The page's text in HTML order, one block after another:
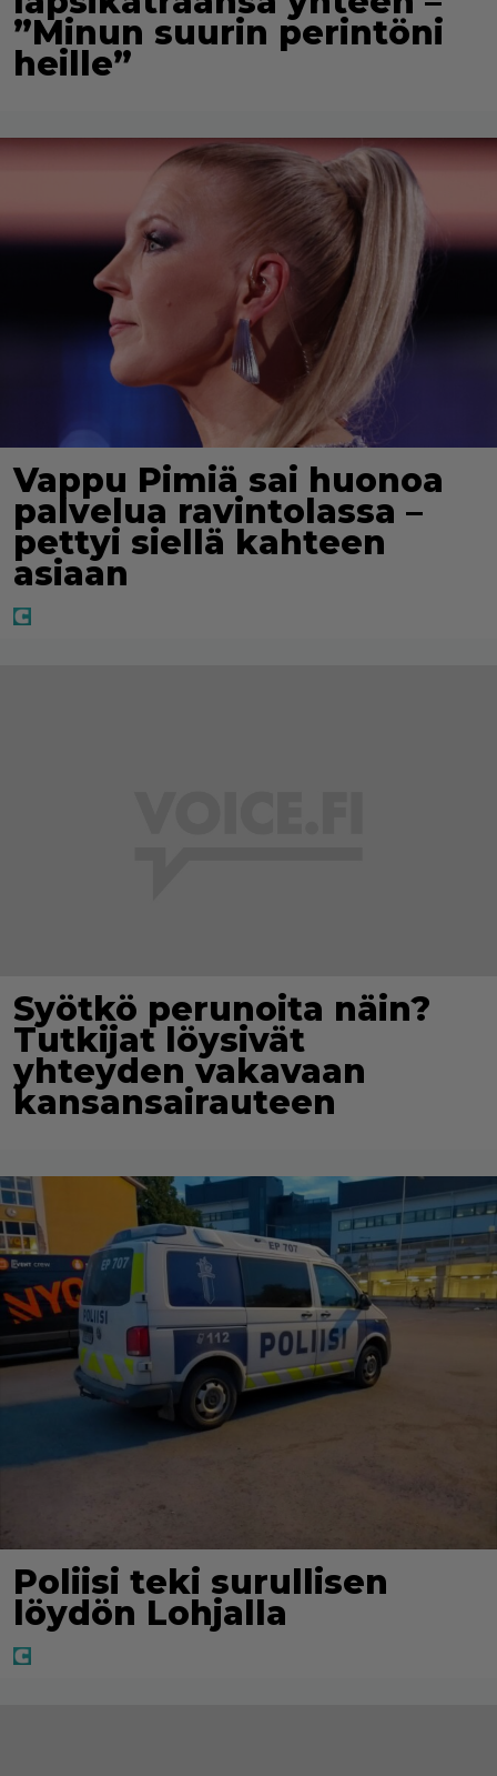
”Minun suurin perintöni
heille”
Vappu Pimiä sai huonoa
palvelua ravintolassa –
pettyi siellä kahteen
asiaan
Syötkö perunoita näin?
Tutkijat löysivät
yhteyden vakavaan
kansansairauteen
Poliisi teki surullisen
löydön Lohjalla